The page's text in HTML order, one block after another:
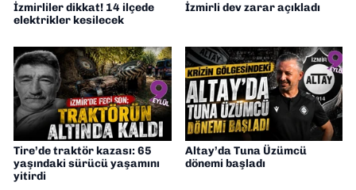
İzmirliler dikkat! 14 ilçede
elektrikler kesilecek
İzmirli dev zarar açıkladı
Tire’de traktör kazası: 65
yaşındaki sürücü yaşamını
yitirdi
Altay’da Tuna Üzümcü
dönemi başladı